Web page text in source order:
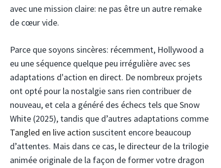
avec une mission claire: ne pas être un autre remake
de cœur vide.
Parce que soyons sincères: récemment, Hollywood a
eu une séquence quelque peu irrégulière avec ses
adaptations d'action en direct. De nombreux projets
ont opté pour la nostalgie sans rien contribuer de
nouveau, et cela a généré des échecs tels que Snow
White (2025), tandis que d’autres adaptations comme
Tangled en live action suscitent encore beaucoup
d’attentes. Mais dans ce cas, le directeur de la trilogie
animée originale de la façon de former votre dragon